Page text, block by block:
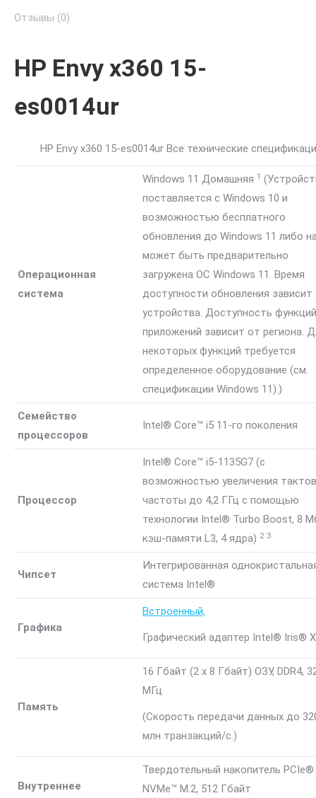
Отзывы (0)
HP Envy x360 15-
es0014ur
HP Envy x360 15-es0014ur Все технические
Операционная
система
Windows 11 Домашняя 1
поставляется с Windows 10 и
возможностью бесплатного
обновления до Windows 11 либо
может быть предварительно
загружена ОС Windows 11. Время
доступности обновления зависит
устройства. Доступность
приложений зависит от региона.
некоторых функций требуется
определенное оборудование (см.
спецификации Windows 11).)
Семейство
процессоров
Intel® Core™ i5 11-го поколения
Процессор
Intel® Core™ i5-1135G7 (с
возможностью увеличения
частоты до 4,2 ГГц с помощью
технологии Intel® Turbo Boost, 8
кэш-памяти L3, 4ядра) 2 3
Чипсет
Интегрированная
система Intel®
Графика
Встроенный,
Графический адаптер Intel® Iris®
Память
16 Гбайт (2 x 8 Гбайт) ОЗУ, DDR4,
МГц
(Скорость передачи данных до
млн транзакций/с.)
Внутреннее
Твердотельный накопитель PCIe®
NVMe™ M.2, 512 Гбайт